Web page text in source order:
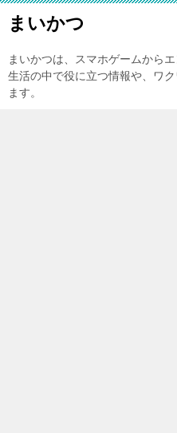
まいかつ
まいかつは、スマホゲームから
生活の中で役に立つ情報や、ワ
ます。